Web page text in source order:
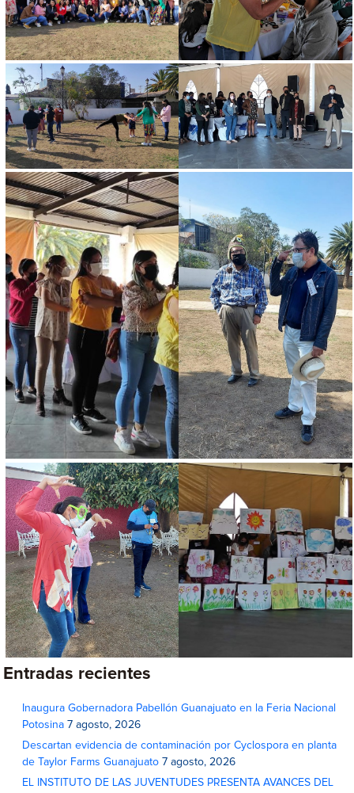
Entradas recientes
Inaugura Gobernadora Pabellón Guanajuato en la Feria Nacional
Potosina 7 agosto, 2026
Descartan evidencia de contaminación por Cyclospora en planta
de Taylor Farms Guanajuato 7 agosto, 2026
EL INSTITUTO DE LAS JUVENTUDES PRESENTA AVANCES DEL